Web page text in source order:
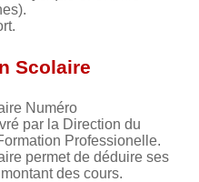
Scolaire
Numéro
par la Direction du
Professionelle.
permet de déduire ses
des cours.